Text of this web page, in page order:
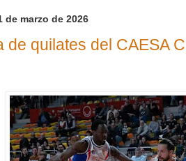
de marzo de 2026
de quilates del CAESA